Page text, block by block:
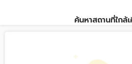
ค้นหาสถานที่ใกล้